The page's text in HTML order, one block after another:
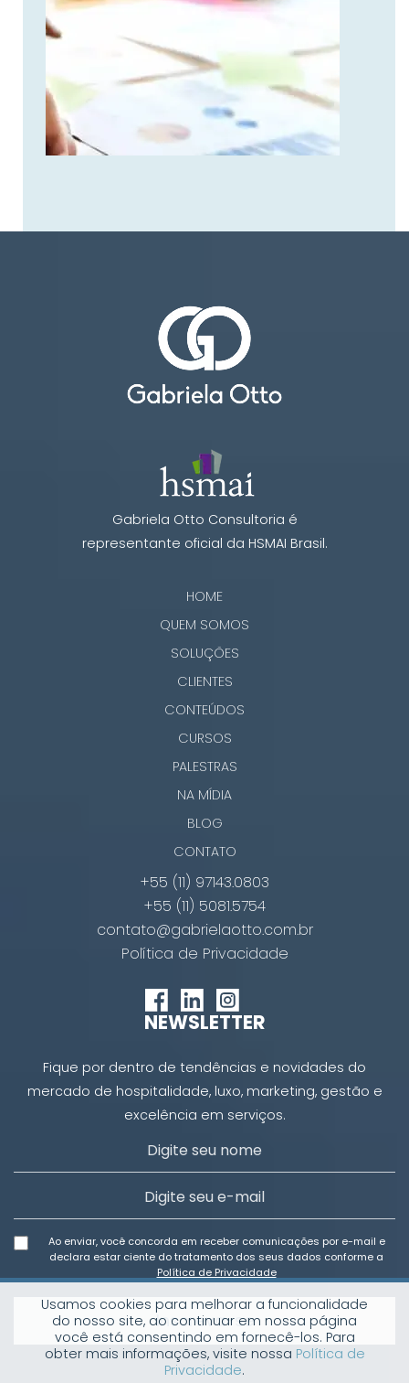
Gabriela Otto Consultoria é
representante oficial da HSMAI Brasil.
HOME
QUEM SOMOS
SOLUÇÕES
CLIENTES
CONTEÚDOS
CURSOS
PALESTRAS
NA MÍDIA
BLOG
CONTATO
+55 (11) 97143.0803
+55 (11) 5081.5754
contato@gabrielaotto.com.br
Política de Privacidade
NEWSLETTER
Fique por dentro de tendências e novidades do
mercado de hospitalidade, luxo, marketing, gestão e
excelência em serviços.
Ao enviar, você concorda em receber comunicações por e-mail e
declara estar ciente do tratamento dos seus dados conforme a
Política de Privacidade
Inscreva-se
Usamos cookies para melhorar a funcionalidade
do nosso site, ao continuar em nossa página
você está consentindo em fornecê-los. Para
obter mais informações, visite nossa Política de
Privacidade.